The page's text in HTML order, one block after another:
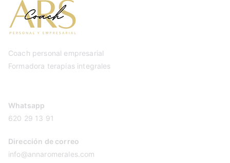
Coach personal empresarial
Formadora terapias integrales
Whatsapp
620 29 13 91
Dirección de correo
info@annaromerales.com